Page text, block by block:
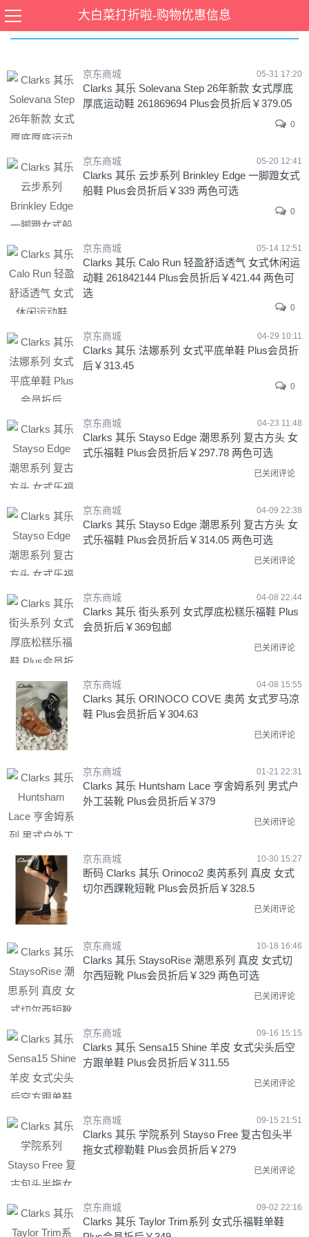
大白菜打折啦-购物优惠信息
京东商城 05-31 17:20
Clarks 其乐 Solevana Step 26年新款 女式厚底
厚底运动鞋 261869694 Plus会员折后￥379.05
0
京东商城 05-20 12:41
Clarks 其乐 云步系列 Brinkley Edge 一脚蹬女式
船鞋 Plus会员折后￥339 两色可选
0
京东商城 05-14 12:51
Clarks 其乐 Calo Run 轻盈舒适透气 女式休闲运
动鞋 261842144 Plus会员折后￥421.44 两色可
选
0
京东商城 04-29 10:11
Clarks 其乐 法娜系列 女式平底单鞋 Plus会员折
后￥313.45
0
京东商城 04-23 11:48
Clarks 其乐 Stayso Edge 潮思系列 复古方头 女
式乐福鞋 Plus会员折后￥297.78 两色可选
已关闭评论
京东商城 04-09 22:38
Clarks 其乐 Stayso Edge 潮思系列 复古方头 女
式乐福鞋 Plus会员折后￥314.05 两色可选
已关闭评论
京东商城 04-08 22:44
Clarks 其乐 街头系列 女式厚底松糕乐福鞋 Plus
会员折后￥369包邮
已关闭评论
京东商城 04-08 15:55
Clarks 其乐 ORINOCO COVE 奥芮 女式罗马凉
鞋 Plus会员折后￥304.63
已关闭评论
京东商城 01-21 22:31
Clarks 其乐 Huntsham Lace 亨舍姆系列 男式户
外工装靴 Plus会员折后￥379
已关闭评论
京东商城 10-30 15:27
断码 Clarks 其乐 Orinoco2 奥芮系列 真皮 女式
切尔西踝靴短靴 Plus会员折后￥328.5
已关闭评论
京东商城 10-18 16:46
Clarks 其乐 StaysoRise 潮思系列 真皮 女式切
尔西短靴 Plus会员折后￥329 两色可选
已关闭评论
京东商城 09-16 15:15
Clarks 其乐 Sensa15 Shine 羊皮 女式尖头后空
方跟单鞋 Plus会员折后￥311.55
已关闭评论
京东商城 09-15 21:51
Clarks 其乐 学院系列 Stayso Free 复古包头半
拖女式穆勒鞋 Plus会员折后￥279
已关闭评论
京东商城 09-02 22:16
Clarks 其乐 Taylor Trim系列 女式乐福鞋单鞋